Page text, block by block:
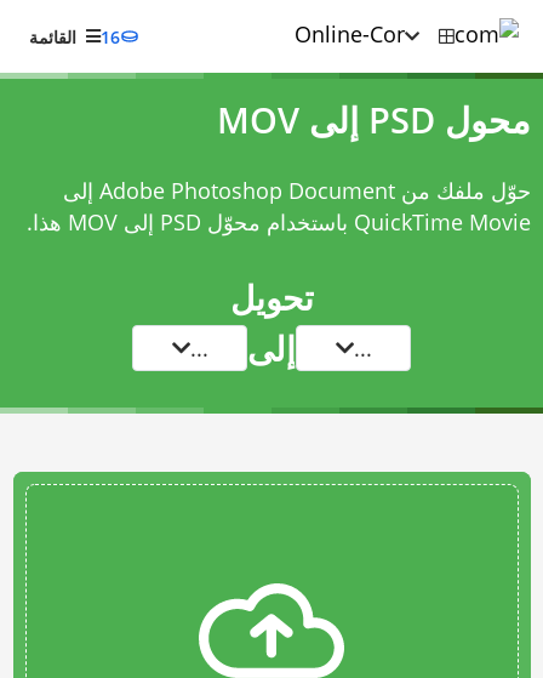
16 القائمة
محول PSD إلى MOV
حوّل ملفك من Adobe Photoshop Document إلى
QuickTime Movie باستخدام
محوّل PSD إلى MOV هذا.
تحويل
... إلى ...